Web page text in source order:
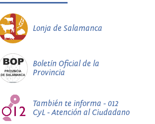
Lonja de Salamanca
Boletín Oficial de la
Provincia
También te informa - 012
CyL - Atención al Ciudadano